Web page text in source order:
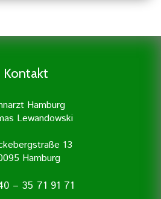
für eine gute
Wert auf Prophylaxe und
Kontakt
Hamburg
Lewandowski
13
Hamburg
– 35 71 91 71